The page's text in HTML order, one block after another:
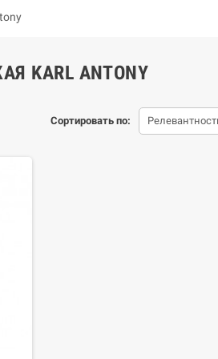
KARL ANTONY
Сортировать по: